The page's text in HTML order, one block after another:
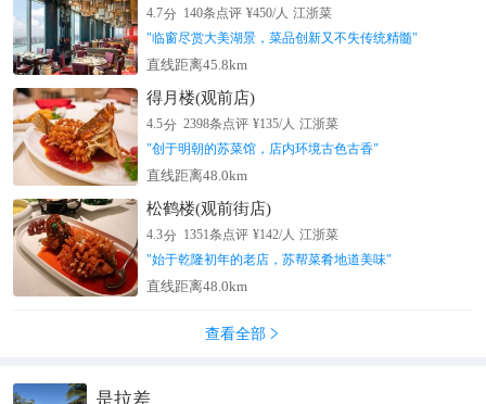
4.7分 140条点评 ¥450/人 江浙菜
"临窗尽赏大美湖景，菜品创新又不失传统精髓"
直线距离45.8km
得月楼(观前店)
4.5分 2398条点评 ¥135/人 江浙菜
"创于明朝的苏菜馆，店内环境古色古香"
直线距离48.0km
松鹤楼(观前街店)
4.3分 1351条点评 ¥142/人 江浙菜
"始于乾隆初年的老店，苏帮菜肴地道美味"
直线距离48.0km
查看全部 
是拉差